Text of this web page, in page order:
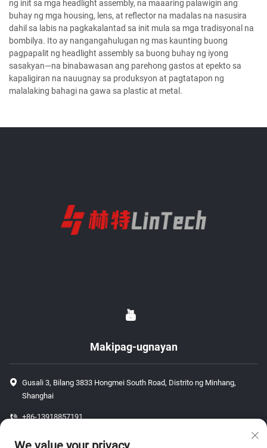
ng init sa mga headlight assembly, na maaaring palawigin ang
buhay ng mga housing, lens, at reflector na madalas na nasusira
dahil sa labis na pagkakalantad sa init mula sa mga tradisyonal na
bombilya. Ito ay nangangahulugan ng mas kaunting buong
pagpapalit ng headlight assembly sa buong buhay ng iyong
sasakyan—na binabawasan ang parehong gastos at epekto sa
kapaligiran na nauugnay sa produksyon at pagtatapon ng
malalaking bahagi na gawa sa plastic at metal.
Makipag-ugnayan
Gusali 3, Bilang 3833 Hongmei South Road, Distrito ng Minhang,
Shanghai
+86-13918857191